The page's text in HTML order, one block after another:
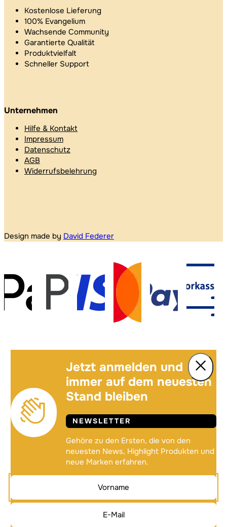
Kostenlose Lieferung
100% Evangelium
Wachsende Community
Garantierte Qualität
Produktvielfalt
Schneller Support
Unternehmen
Hilfe & Kontakt
Impressum
Datenschutz
AGB
Widerrufsbelehrung
Design made by David Federer
Jetzt anmelden und
immer auf dem neuesten
Stand bleiben
NEWSLETTER
Gehöre zu den Ersten, die von den
neuesten News, Highlight Produkten und
neue Marken erfahren.